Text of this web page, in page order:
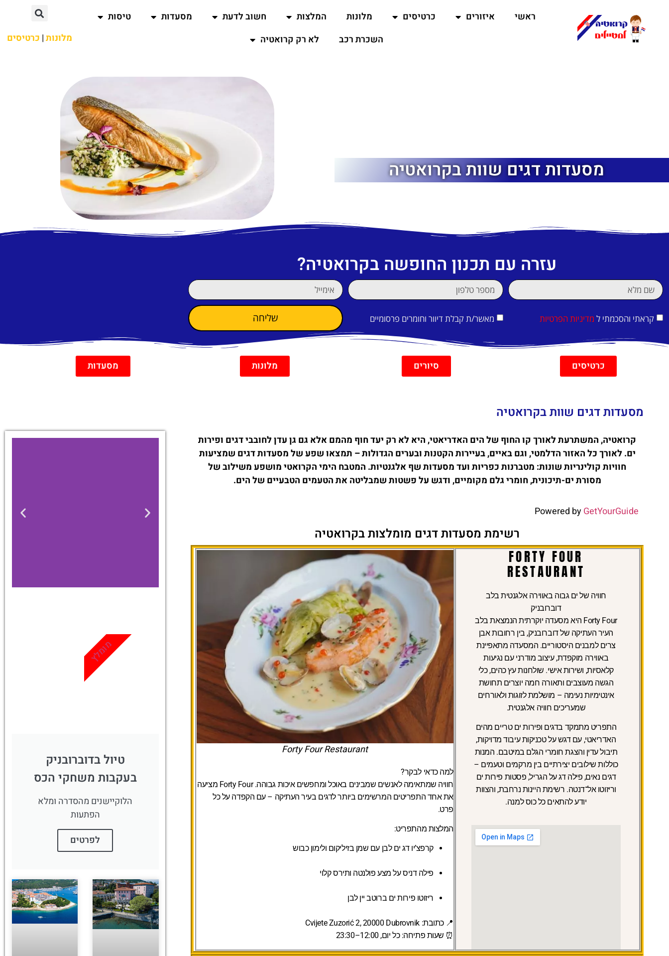
ראשי איזורים כרטיסים מלונות המלצות חשוב לדעת מסעדות
טיסות
השכרת רכב
לא רק קרואטיה מלונות| כרטיסים
מסעדות דגים שוות בקרואטיה
עזרה עם תכנון החופשה בקרואטיה?
קראתי והסכמתי ל מדיניות הפרטיות מאשר/ת קבלת דיוור וחומרים פרסומיים שליחה
כרטיסים סיורים מלונות מסעדות
מסעדות דגים שוות בקרואטיה
קרואטיה, המשתרעת לאורך קו החוף של הים האדריאטי, היא לא רק יעד חוף מהמם אלא גם גן עדן לחובבי דגים ופירות
ים. לאורך כל האזור הדלמטי, וגם באיים, בעיירות הקטנות ובערים הגדולות – תמצאו שפע של מסעדות דגים שמציעות
חוויות קולינריות שונות: מטברנות כפריות ועד מסעדות שף אלגנטיות. המטבח הימי הקרואטי מושפע משילוב של
מסורת ים-תיכונית, חומרי גלם מקומיים, ודגש על פשטות שמבליטה את הטעמים הטבעיים של הים.
Powered byGetYourGuide
רשימת מסעדות דגים מומלצות בקרואטיה
FORTY FOUR
RESTAURANT
חוויה של ים גבוה באווירה אלגנטית בלב
דוברובניק
Forty Four היא מסעדה יוקרתית הנמצאת בלב
העיר העתיקה של דוברובניק, בין רחובות אבן
צרים למבנים היסטוריים. המסעדה מתאפיינת
באווירה מוקפדת, עיצוב מודרני עם נגיעות
קלאסיות, ושירות אישי. שולחנות עץ כהים, כלי
הגשה מעוצבים ותאורה חמה יוצרים תחושת
אינטימיות נעימה – מושלמת לזוגות ולאורחים
שמעריכים חוויה אלגנטית.
התפריט מתמקד בדגים ופירות ים טריים מהים
האדריאטי, עם דגש על טכניקות עיבוד מדויקות,
תיבול עדין והצגת חומרי הגלם במיטבם. המנות
כוללות שילובים יצירתיים בין מרקמים וטעמים –
דגים נאים, פילה דג על הגריל, פסטות פירות ים
וריזוטו אל־דנטה. רשימת היינות נרחבת, והצוות
יודע להתאים כל כוס למנה.
Forty Four Restaurant
למה כדאי לבקר?
חוויה שמתאימה לאנשים שמבינים באוכל ומחפשים איכות גבוהה. Forty Four מציעה
את אחד התפריטים המרשימים ביותר לדגים בעיר העתיקה – עם הקפדה על כל
פרט.
המלצות מהתפריט:
קרפצ’יו דג ים לבן עם שמן בזיליקום ולימון כבוש
פילה דניס על מצע פולנטה ותירס קלוי
ריזוטו פירות ים ברוטב יין לבן
📍כתובת: Cvijete Zuzorić 2, 20000 Dubrovnik
⏰ שעות פתיחה: כל יום, 12:00–23:30
מגוון פעילויות
ואטרקציות
שאסור לפספס
לחצו פה!
טיול בדוברובניק
בעקבות משחקי הכס
הלוקיישנים מהסדרה ומלא
הפתעות
לפרטים
מומלץ